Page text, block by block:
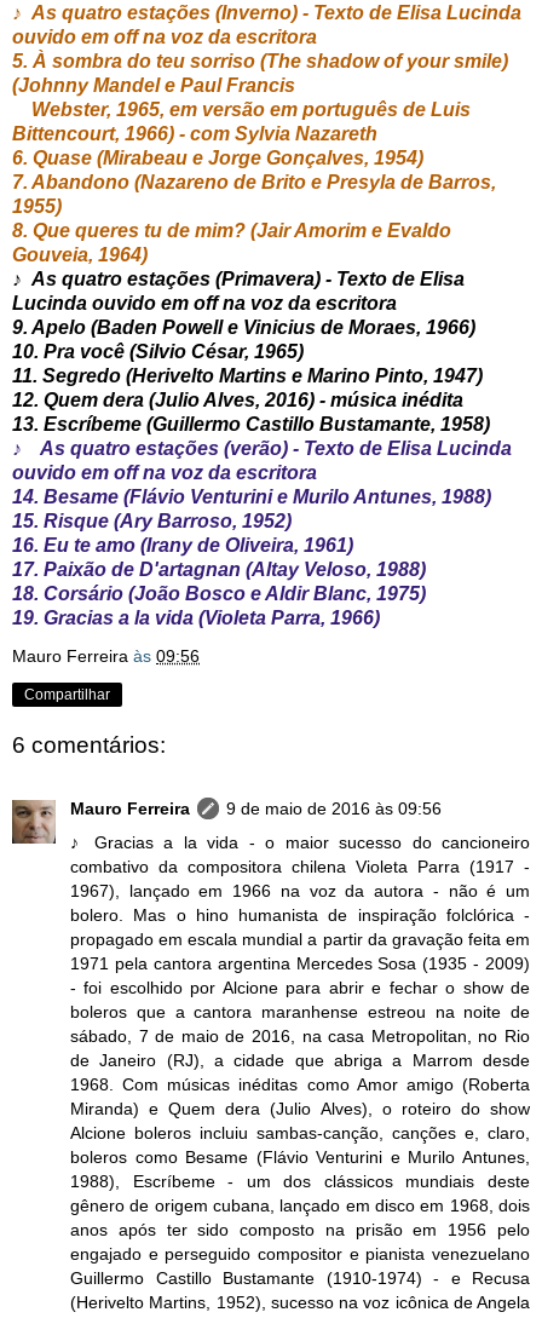
♪ As quatro estações (Inverno) - Texto de Elisa Lucinda
ouvido em off na voz da escritora
5. À sombra do teu sorriso (The shadow of your smile)
(Johnny Mandel e Paul Francis
Webster, 1965, em versão em português de Luis
Bittencourt, 1966) - com Sylvia Nazareth
6. Quase (Mirabeau e Jorge Gonçalves, 1954)
7. Abandono (Nazareno de Brito e Presyla de Barros,
1955)
8. Que queres tu de mim? (Jair Amorim e Evaldo
Gouveia, 1964)
♪ As quatro estações (Primavera) - Texto de Elisa
Lucinda ouvido em off na voz da escritora
9. Apelo (Baden Powell e Vinicius de Moraes, 1966)
10. Pra você (Silvio César, 1965)
11. Segredo (Herivelto Martins e Marino Pinto, 1947)
12. Quem dera (Julio Alves, 2016) - música inédita
13. Escríbeme (Guillermo Castillo Bustamante, 1958)
♪ As quatro estações (verão) - Texto de Elisa Lucinda
ouvido em off na voz da escritora
14. Besame (Flávio Venturini e Murilo Antunes, 1988)
15. Risque (Ary Barroso, 1952)
16. Eu te amo (Irany de Oliveira, 1961)
17. Paixão de D'artagnan (Altay Veloso, 1988)
18. Corsário (João Bosco e Aldir Blanc, 1975)
19. Gracias a la vida (Violeta Parra, 1966)
Mauro Ferreira às 09:56
Compartilhar
6 comentários:
Mauro Ferreira
9 de maio de 2016 às 09:56
♪ Gracias a la vida - o maior sucesso do cancioneiro
combativo da compositora chilena Violeta Parra (1917 -
1967), lançado em 1966 na voz da autora - não é um
bolero. Mas o hino humanista de inspiração folclórica -
propagado em escala mundial a partir da gravação feita em
1971 pela cantora argentina Mercedes Sosa (1935 - 2009)
- foi escolhido por Alcione para abrir e fechar o show de
boleros que a cantora maranhense estreou na noite de
sábado, 7 de maio de 2016, na casa Metropolitan, no Rio
de Janeiro (RJ), a cidade que abriga a Marrom desde
1968. Com músicas inéditas como Amor amigo (Roberta
Miranda) e Quem dera (Julio Alves), o roteiro do show
Alcione boleros incluiu sambas-canção, canções e, claro,
boleros como Besame (Flávio Venturini e Murilo Antunes,
1988), Escríbeme - um dos clássicos mundiais deste
gênero de origem cubana, lançado em disco em 1968, dois
anos após ter sido composto na prisão em 1956 pelo
engajado e perseguido compositor e pianista venezuelano
Guillermo Castillo Bustamante (1910-1974) - e Recusa
(Herivelto Martins, 1952), sucesso na voz icônica de Angela